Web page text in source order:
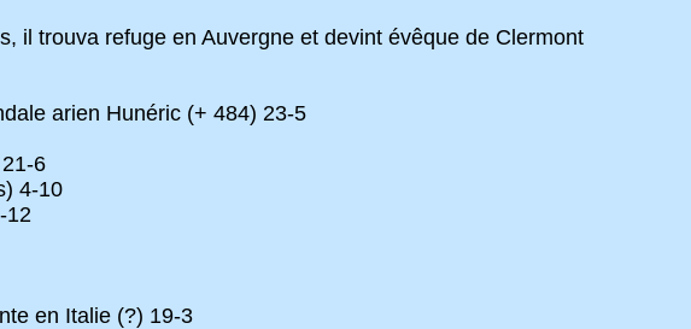
il trouva refuge en Auvergne et devint évêque de Clermont
arien Hunéric (+ 484) 23-5
6
4-10
12
en Italie (?) 19-3